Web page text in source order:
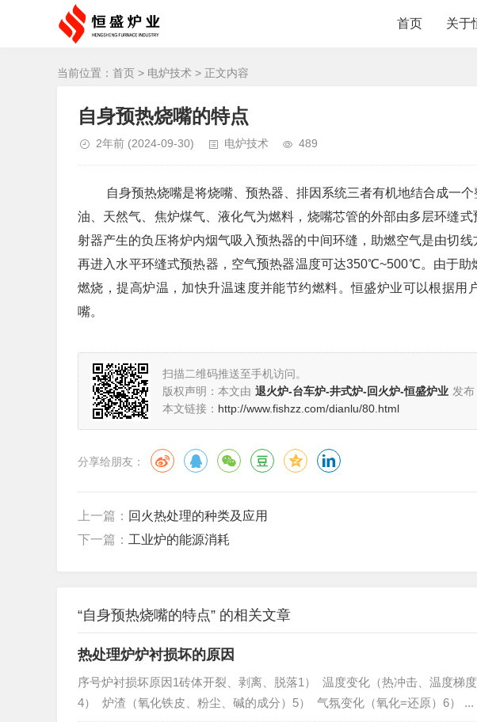
首页 关于
当前位置： 首页 > 电炉技术 > 正文内容
自身预热烧嘴的特点
2年前 (2024-09-30) 电炉技术 489
自身预热烧嘴是将烧嘴、预热器、排因系统三者有机地结合成一
油、天然气、焦炉煤气、液化气为燃料，烧嘴芯管的外部由多层环缝式
射器产生的负压将炉内烟气吸入预热器的中间环缝，助燃空气是由切
再进入水平环缝式预热器，空气预热器温度可达350℃~500℃。由于助
燃烧，提高炉温，加快升温速度并能节约燃料。恒盛炉业可以根据用
嘴。
扫描二维码推送至手机访问。
版权声明：本文由 退火炉-台车炉-井式炉-回火炉-恒盛炉业 发布
本文链接： http://www.fishzz.com/dianlu/80.html
分享给朋友：
上一篇： 回火热处理的种类及应用
下一篇： 工业炉的能源消耗
“自身预热烧嘴的特点” 的相关文章
热处理炉炉衬损坏的原因
序号炉衬损坏原因1砖体开裂、剥离、脱落1） 温度变化（热冲击、温度梯
4） 炉渣（氧化铁皮、粉尘、碱的成分）5） 气氛变化（氧化=还原）6） ...